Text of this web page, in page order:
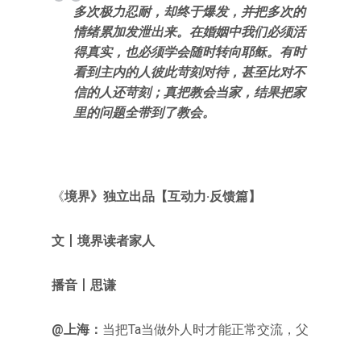
多次极力忍耐，却终于爆发，并把多次的
情绪累加发泄出来。在婚姻中我们必须活
得真实，也必须学会随时转向耶稣。有时
看到主内的人彼此苛刻对待，甚至比对不
信的人还苛刻；真把教会当家，结果把家
里的问题全带到了教会。
《境界》独立出品【互动力·反馈篇】
文 境界读者家人
播音丨思谦
@上海： 当把Ta当做外人时才能正常交流，父